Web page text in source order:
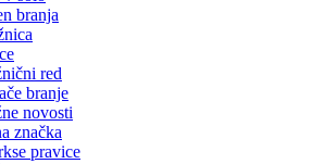
branja
red
branje
novosti
značka
pravice